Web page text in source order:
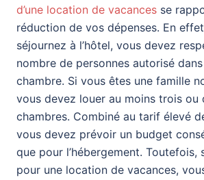
d’une location de vacances se
réduction de vos dépenses. En
séjournez à l’hôtel, vous devez
nombre de personnes autorisé
chambre. Si vous êtes une famille
vous devez louer au moins trois ou
chambres. Combiné au tarif élevé
vous devez prévoir un budget
que pour l’hébergement. Toutefois,
pour une location de vacances,